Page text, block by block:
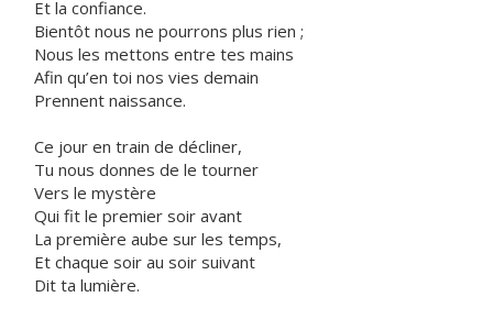
Et la confiance.
Bientôt nous ne pourrons plus rien ;
Nous les mettons entre tes mains
Afin qu’en toi nos vies demain
Prennent naissance.
Ce jour en train de décliner,
Tu nous donnes de le tourner
Vers le mystère
Qui fit le premier soir avant
La première aube sur les temps,
Et chaque soir au soir suivant
Dit ta lumière.